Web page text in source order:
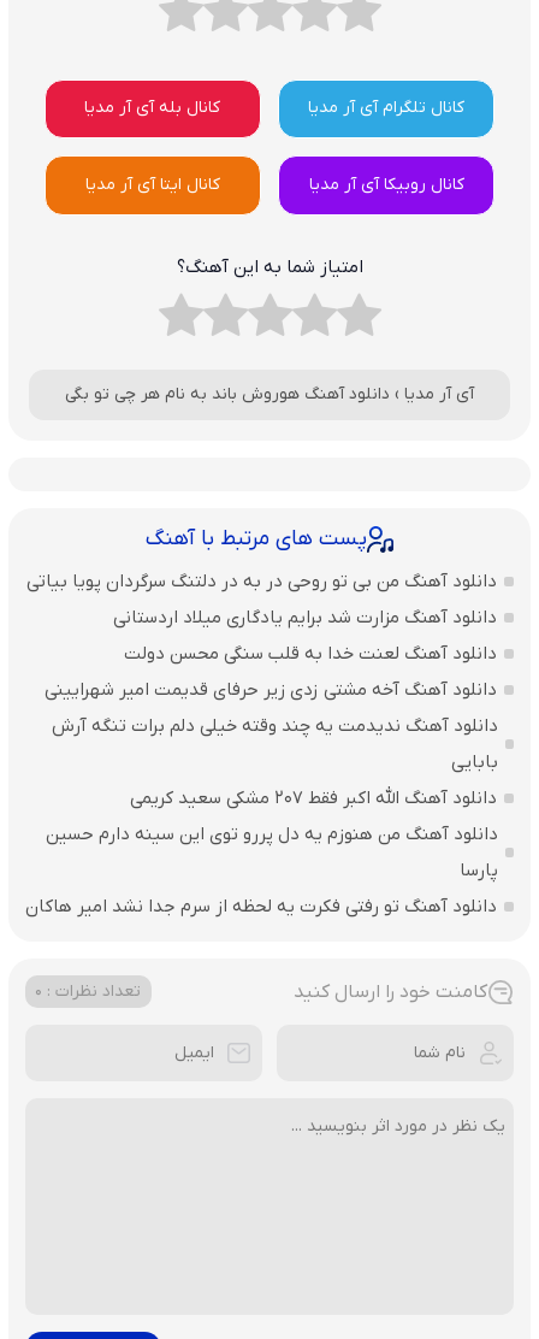
کانال تلگرام آی آر مدیا کانال بله آی آر مدیا
کانال روبیکا آی آر مدیا کانال ایتا آی آر مدیا
امتیاز شما به این آهنگ؟
آی آر مدیا › دانلود آهنگ هوروش باند به نام هر چی تو بگی
پست های مرتبط با آهنگ
دانلود آهنگ من بی تو روحی در به در دلتنگ سرگردان پویا بیاتی
دانلود آهنگ مزارت شد برایم یادگاری میلاد اردستانی
دانلود آهنگ لعنت خدا به قلب سنگی محسن دولت
دانلود آهنگ آخه مشتی زدی زیر حرفای قدیمت امیر شهرایینی
دانلود آهنگ ندیدمت یه چند وقته خیلی دلم برات تنگه آرش
بابایی
دانلود آهنگ الله اکبر فقط 207 مشکی سعید کریمی
دانلود آهنگ من هنوزم یه دل پررو توی این سینه دارم حسین
پارسا
دانلود آهنگ تو رفتی فکرت یه لحظه از سرم جدا نشد امیر هاکان
کامنت خود را ارسال کنید تعداد نظرات : 0